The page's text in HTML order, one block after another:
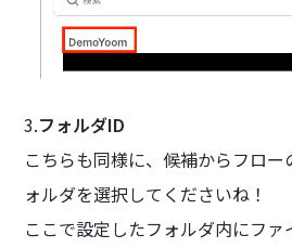
3.フォルダID
こちらも同様に、候補からフロ
ォルダを選択してくださいね！
ここで設定したフォルダ内にフ